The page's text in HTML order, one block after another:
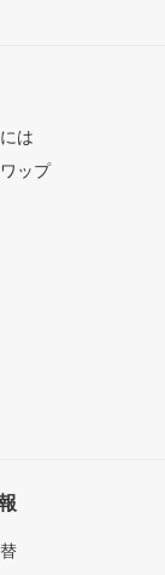
は
ップ